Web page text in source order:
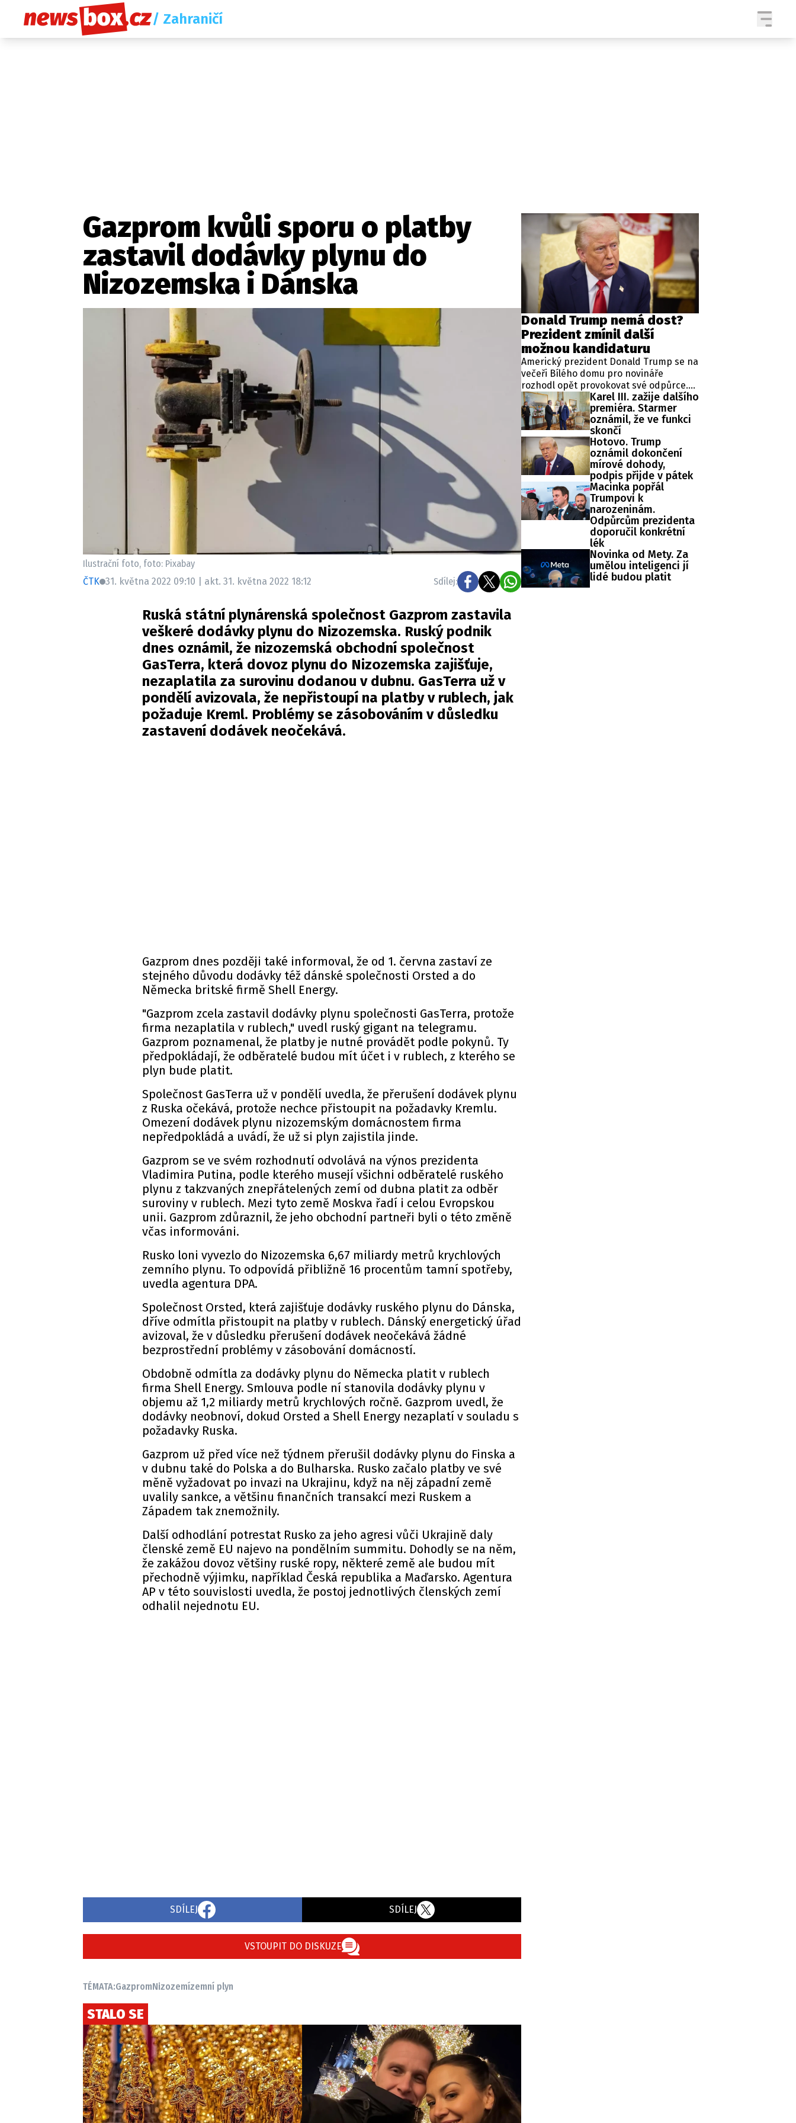
/ Zahraničí
Etický kodex Redakce Kontakt Vydavatel Inzerce Osobní údaje / Cookies
Provozovatelem serveru newsbox.cz je INCORP MEDIA GROUP s.r.o., IČ: 118 23 054
SLEDUJTE NÁS NA
Zaznamenali jste událost? Máte pro nás důležitou zprávu, příběh, fotografie, videa?
Pošlete nám mail na:redakce@newsbox.cz
Nejlepší z vás odměníme
Gazprom kvůli sporu o platby
zastavil dodávky plynu do
Nizozemska i Dánska
Ilustrační foto, foto: Pixabay
ČTK 31. května 2022 09:10 | akt. 31. května 2022 18:12 Sdílej:
Ruská státní plynárenská společnost Gazprom zastavila
veškeré dodávky plynu do Nizozemska. Ruský podnik
dnes oznámil, že nizozemská obchodní společnost
GasTerra, která dovoz plynu do Nizozemska zajišťuje,
nezaplatila za surovinu dodanou v dubnu. GasTerra už v
pondělí avizovala, že nepřistoupí na platby v rublech, jak
požaduje Kreml. Problémy se zásobováním v důsledku
zastavení dodávek neočekává.
Gazprom dnes později také informoval, že od 1. června zastaví ze
stejného důvodu dodávky též dánské společnosti Orsted a do
Německa britské firmě Shell Energy.
"Gazprom zcela zastavil dodávky plynu společnosti GasTerra, protože
firma nezaplatila v rublech," uvedl ruský gigant na telegramu.
Gazprom poznamenal, že platby je nutné provádět podle pokynů. Ty
předpokládají, že odběratelé budou mít účet i v rublech, z kterého se
plyn bude platit.
Společnost GasTerra už v pondělí uvedla, že přerušení dodávek plynu
z Ruska očekává, protože nechce přistoupit na požadavky Kremlu.
Omezení dodávek plynu nizozemským domácnostem firma
nepředpokládá a uvádí, že už si plyn zajistila jinde.
Gazprom se ve svém rozhodnutí odvolává na výnos prezidenta
Vladimira Putina, podle kterého musejí všichni odběratelé ruského
plynu z takzvaných znepřátelených zemí od dubna platit za odběr
suroviny v rublech. Mezi tyto země Moskva řadí i celou Evropskou
unii. Gazprom zdůraznil, že jeho obchodní partneři byli o této změně
včas informováni.
Rusko loni vyvezlo do Nizozemska 6,67 miliardy metrů krychlových
zemního plynu. To odpovídá přibližně 16 procentům tamní spotřeby,
uvedla agentura DPA.
Společnost Orsted, která zajišťuje dodávky ruského plynu do Dánska,
dříve odmítla přistoupit na platby v rublech. Dánský energetický úřad
avizoval, že v důsledku přerušení dodávek neočekává žádné
bezprostřední problémy v zásobování domácností.
Obdobně odmítla za dodávky plynu do Německa platit v rublech
firma Shell Energy. Smlouva podle ní stanovila dodávky plynu v
objemu až 1,2 miliardy metrů krychlových ročně. Gazprom uvedl, že
dodávky neobnoví, dokud Orsted a Shell Energy nezaplatí v souladu s
požadavky Ruska.
Gazprom už před více než týdnem přerušil dodávky plynu do Finska a
v dubnu také do Polska a do Bulharska. Rusko začalo platby ve své
měně vyžadovat po invazi na Ukrajinu, když na něj západní země
uvalily sankce, a většinu finančních transakcí mezi Ruskem a
Západem tak znemožnily.
Další odhodlání potrestat Rusko za jeho agresi vůči Ukrajině daly
členské země EU najevo na pondělním summitu. Dohodly se na něm,
že zakážou dovoz většiny ruské ropy, některé země ale budou mít
přechodně výjimku, například Česká republika a Maďarsko. Agentura
AP v této souvislosti uvedla, že postoj jednotlivých členských zemí
odhalil nejednotu EU.
SDÍLEJ SDÍLEJ
VSTOUPIT DO DISKUZE
TÉMATA:GazpromNizozemízemní plyn
STALO SE
Donald Trump nemá dost?
Prezident zmínil další
možnou kandidaturu
Americký prezident Donald Trump se na
večeři Bílého domu pro novináře
rozhodl opět provokovat své odpůrce.
Vtipkoval totiž o čtvrté kandidatuře v
prezidentských volbách, která je mu
podle zákonů zapovězena, protože
momentálně vykonává již druhý mandát
ve funkci hlavy státu.
Karel III. zažije dalšího
premiéra. Starmer
oznámil, že ve funkci
skončí
Hotovo. Trump
oznámil dokončení
mírové dohody,
podpis přijde v pátek
Macinka popřál
Trumpovi k
narozeninám.
Odpůrcům prezidenta
doporučil konkrétní
lék
Novinka od Mety. Za
umělou inteligenci jí
lidé budou platit